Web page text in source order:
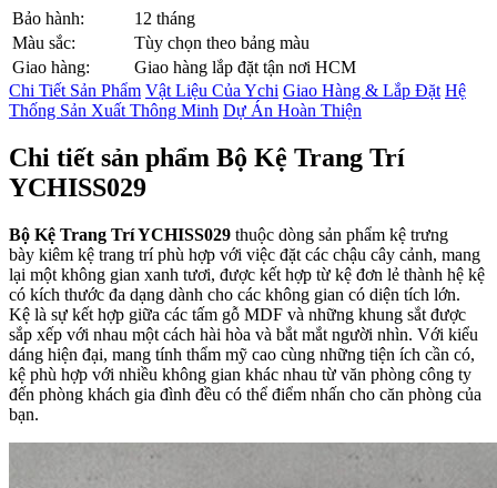
Bảo hành:
12 tháng
Màu sắc:
Tùy chọn theo bảng màu
Giao hàng:
Giao hàng lắp đặt tận nơi HCM
Chi Tiết Sản Phẩm Vật Liệu Của Ychi Giao Hàng & Lắp Đặt Hệ
Thống Sản Xuất Thông Minh Dự Án Hoàn Thiện
Chi tiết sản phẩm Bộ Kệ Trang Trí
YCHISS029
Bộ Kệ Trang Trí YCHISS029 thuộc dòng sản phẩm kệ trưng
bày kiêm kệ trang trí phù hợp với việc đặt các chậu cây cảnh, mang
lại một không gian xanh tươi, được kết hợp từ kệ đơn lẻ thành hệ kệ
có kích thước đa dạng dành cho các không gian có diện tích lớn.
Kệ là sự kết hợp giữa các tấm gỗ MDF và những khung sắt được
sắp xếp với nhau một cách hài hòa và bắt mắt người nhìn. Với kiểu
dáng hiện đại, mang tính thẩm mỹ cao cùng những tiện ích cần có,
kệ phù hợp với nhiều không gian khác nhau từ văn phòng công ty
đến phòng khách gia đình đều có thể điểm nhấn cho căn phòng của
bạn.